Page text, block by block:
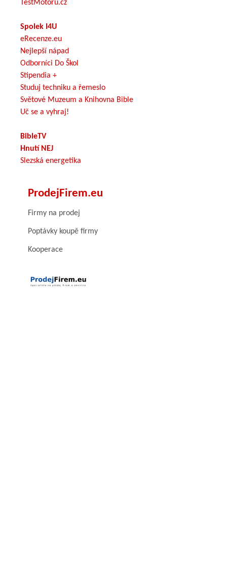
TestMotoru.cz
Spolek I4U
eRecenze.eu
Nejlepší nápad
Odborníci Do Škol
Stipendia +
Studuj techniku a řemeslo
Světové Muzeum a Knihovna Bible
Uč se a vyhraj!
BibleTV
Hnutí NEJ
Slezská energetika
ProdejFirem.eu
Firmy na prodej
Poptávky koupě firmy
Kooperace